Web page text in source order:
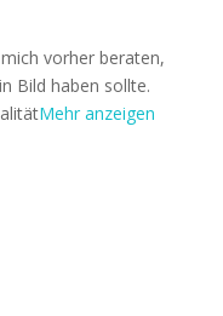
vorher beraten,
Bild haben sollte.
Mehr anzeigen